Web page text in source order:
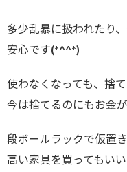
多少乱暴に扱われたり
安心です(*^^*)
使わなくなっても、捨て
今は捨てるのにもお金
段ボールラックで仮置
高い家具を買ってもいい